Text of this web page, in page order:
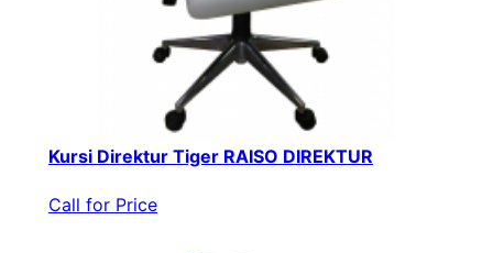
Kursi Direktur Tiger RAISO DIREKTUR
Call for Price